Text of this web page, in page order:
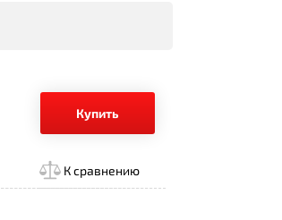
Купить
К сравнению